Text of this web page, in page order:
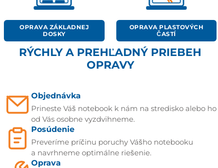
OPRAVA ZÁKLADNEJ
DOSKY
OPRAVA PLASTOVÝCH
ČASTÍ
RÝCHLY A PREHĽADNÝ PRIEBEH
OPRAVY
Objednávka
Prineste Váš notebook k nám na stredisko alebo ho
od Vás osobne vyzdvihneme.
Posúdenie
Preveríme príčinu poruchy Vášho notebooku
a navrhneme optimálne riešenie.
Oprava